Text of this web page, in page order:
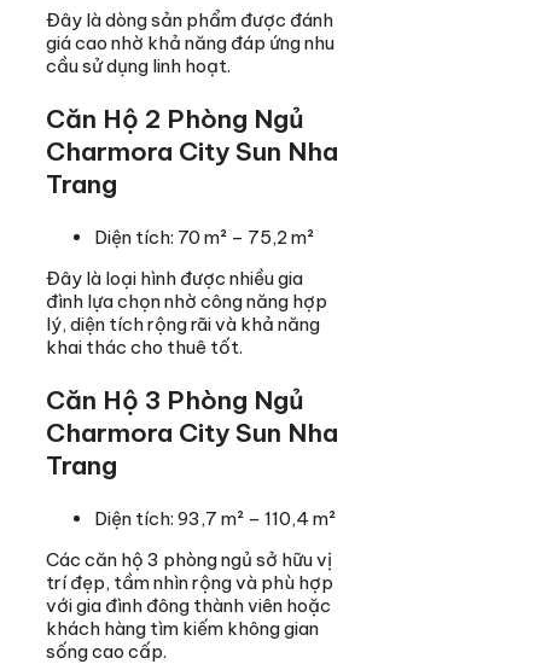
Đây là dòng sản phẩm được đánh
giá cao nhờ khả năng đáp ứng nhu
cầu sử dụng linh hoạt.
Căn Hộ 2 Phòng Ngủ
Charmora City Sun Nha
Trang
Diện tích: 70 m² – 75,2 m²
Đây là loại hình được nhiều gia
đình lựa chọn nhờ công năng hợp
lý, diện tích rộng rãi và khả năng
khai thác cho thuê tốt.
Căn Hộ 3 Phòng Ngủ
Charmora City Sun Nha
Trang
Diện tích: 93,7 m² – 110,4 m²
Các căn hộ 3 phòng ngủ sở hữu vị
trí đẹp, tầm nhìn rộng và phù hợp
với gia đình đông thành viên hoặc
khách hàng tìm kiếm không gian
sống cao cấp.